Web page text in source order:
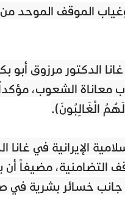
الموقف الموحد
الدكتور مرزوق أبو
معاناة الشعوب،
الْغَالِبُونَ﴾.
الإيرانية في
التضامنية، مضيفاً
خسائر بشرية في